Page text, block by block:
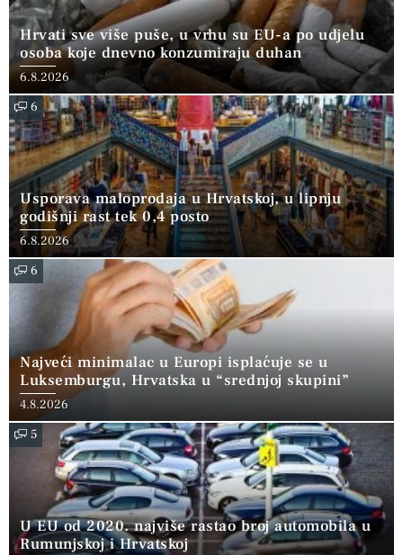
Hrvati sve više puše, u vrhu su EU-a po udjelu
osoba koje dnevno konzumiraju duhan
6.8.2026
6
Usporava maloprodaja u Hrvatskoj, u lipnju
godišnji rast tek 0,4 posto
6.8.2026
6
Najveći minimalac u Europi isplaćuje se u
Luksemburgu, Hrvatska u “srednjoj skupini”
4.8.2026
5
U EU od 2020. najviše rastao broj automobila u
Rumunjskoj i Hrvatskoj